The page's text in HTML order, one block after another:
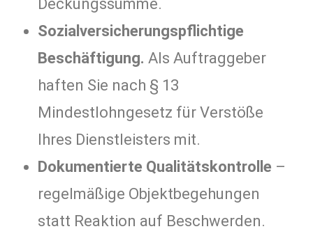
Deckungssumme.
Sozialversicherungspflichtige
Beschäftigung. Als Auftraggeber
haften Sie nach § 13
Mindestlohngesetz für Verstöße
Ihres Dienstleisters mit.
Dokumentierte Qualitätskontrolle –
regelmäßige Objektbegehungen
statt Reaktion auf Beschwerden.